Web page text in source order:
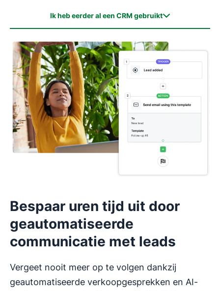
Ik heb eerder al een CRM gebruikt
Ik heb eerder al een CRM gebruikt
Ik heb nog nooit een CRM gebruikt
Bespaar uren tijd uit door
geautomatiseerde
communicatie met leads
Vergeet nooit meer op te volgen dankzij
geautomatiseerde verkoopgesprekken en AI-